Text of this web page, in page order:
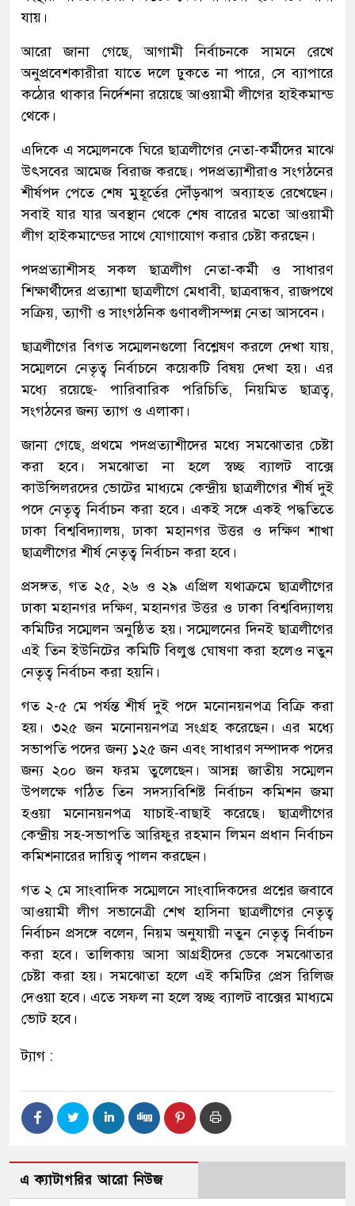
যায়।
আরো জানা গেছে, আগামী নির্বাচনকে সামনে রেখে
অনুপ্রবেশকারীরা যাতে দলে ঢুকতে না পারে, সে ব্যাপারে
কঠোর থাকার নির্দেশনা রয়েছে আওয়ামী লীগের হাইকমান্ড
থেকে।
এদিকে এ সম্মেলনকে ঘিরে ছাত্রলীগের নেতা-কর্মীদের মাঝে
উৎসবের আমেজ বিরাজ করছে। পদপ্রত্যাশীরাও সংগঠনের
শীর্ষপদ পেতে শেষ মুহূর্তের দৌঁড়ঝাপ অব্যাহত রেখেছেন।
সবাই যার যার অবস্থান থেকে শেষ বারের মতো আওয়ামী
লীগ হাইকমান্ডের সাথে যোগাযোগ করার চেষ্টা করছেন।
পদপ্রত্যাশীসহ সকল ছাত্রলীগ নেতা-কর্মী ও সাধারণ
শিক্ষার্থীদের প্রত্যাশা ছাত্রলীগে মেধাবী, ছাত্রবান্ধব, রাজপথে
সক্রিয়, ত্যাগী ও সাংগঠনিক গুণাবলীসম্পন্ন নেতা আসবেন।
ছাত্রলীগের বিগত সম্মেলনগুলো বিশ্লেষণ করলে দেখা যায়,
সম্মেলনে নেতৃত্ব নির্বাচনে কয়েকটি বিষয় দেখা হয়। এর
মধ্যে রয়েছে- পারিবারিক পরিচিতি, নিয়মিত ছাত্রত্ব,
সংগঠনের জন্য ত্যাগ ও এলাকা।
জানা গেছে, প্রথমে পদপ্রত্যাশীদের মধ্যে সমঝোতার চেষ্টা
করা হবে। সমঝোতা না হলে স্বচ্ছ ব্যালট বাক্সে
কাউন্সিলরদের ভোটের মাধ্যমে কেন্দ্রীয় ছাত্রলীগের শীর্ষ দুই
পদে নেতৃত্ব নির্বাচন করা হবে। একই সঙ্গে একই পদ্ধতিতে
ঢাকা বিশ্ববিদ্যালয়, ঢাকা মহানগর উত্তর ও দক্ষিণ শাখা
ছাত্রলীগের শীর্ষ নেতৃত্ব নির্বাচন করা হবে।
প্রসঙ্গত, গত ২৫, ২৬ ও ২৯ এপ্রিল যথাক্রমে ছাত্রলীগের
ঢাকা মহানগর দক্ষিণ, মহানগর উত্তর ও ঢাকা বিশ্ববিদ্যালয়
কমিটির সম্মেলন অনুষ্ঠিত হয়। সম্মেলনের দিনই ছাত্রলীগের
এই তিন ইউনিটের কমিটি বিলুপ্ত ঘোষণা করা হলেও নতুন
নেতৃত্ব নির্বাচন করা হয়নি।
গত ২-৫ মে পর্যন্ত শীর্ষ দুই পদে মনোনয়নপত্র বিক্রি করা
হয়। ৩২৫ জন মনোনয়নপত্র সংগ্রহ করেছেন। এর মধ্যে
সভাপতি পদের জন্য ১২৫ জন এবং সাধারণ সম্পাদক পদের
জন্য ২০০ জন ফরম তুলেছেন। আসন্ন জাতীয় সম্মেলন
উপলক্ষে গঠিত তিন সদস্যবিশিষ্ট নির্বাচন কমিশন জমা
হওয়া মনোনয়নপত্র যাচাই-বাছাই করেছে। ছাত্রলীগের
কেন্দ্রীয় সহ-সভাপতি আরিফুর রহমান লিমন প্রধান নির্বাচন
কমিশনারের দায়িত্ব পালন করছেন।
গত ২ মে সাংবাদিক সম্মেলনে সাংবাদিকদের প্রশ্নের জবাবে
আওয়ামী লীগ সভানেত্রী শেখ হাসিনা ছাত্রলীগের নেতৃত্ব
নির্বাচন প্রসঙ্গে বলেন, নিয়ম অনুযায়ী নতুন নেতৃত্ব নির্বাচন
করা হবে। তালিকায় আসা আগ্রহীদের ডেকে সমঝোতার
চেষ্টা করা হয়। সমঝোতা হলে এই কমিটির প্রেস রিলিজ
দেওয়া হবে। এতে সফল না হলে স্বচ্ছ ব্যালট বাক্সের মাধ্যমে
ভোট হবে।
ট্যাগ :
এ ক্যাটাগরির আরো নিউজ